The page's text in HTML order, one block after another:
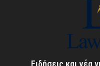
Ειδήσεις και νέα